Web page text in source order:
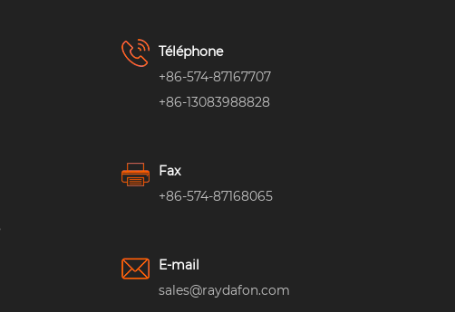
Téléphone
+86-574-87167707
+86-13083988828
Fax
+86-574-87168065
E-mail
sales@raydafon.com